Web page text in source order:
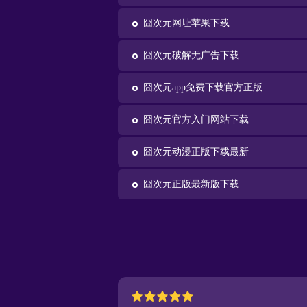
囧次元网址苹果下载
囧次元破解无广告下载
囧次元app免费下载官方正版
囧次元官方入门网站下载
囧次元动漫正版下载最新
囧次元正版最新版下载